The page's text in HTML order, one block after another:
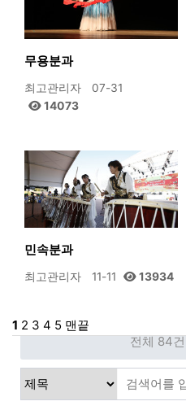
무용분과
최고관리자
07-31
14073
민속분과
최고관리자 11-11 13934
1 2 3 4 5 맨끝
전체 84건